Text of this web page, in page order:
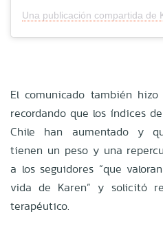
El comunicado también
recordando que los índices
Chile han aumentado y
tienen un peso y una
a los seguidores “que
vida de Karen” y solicitó
terapéutico.